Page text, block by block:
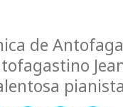
de